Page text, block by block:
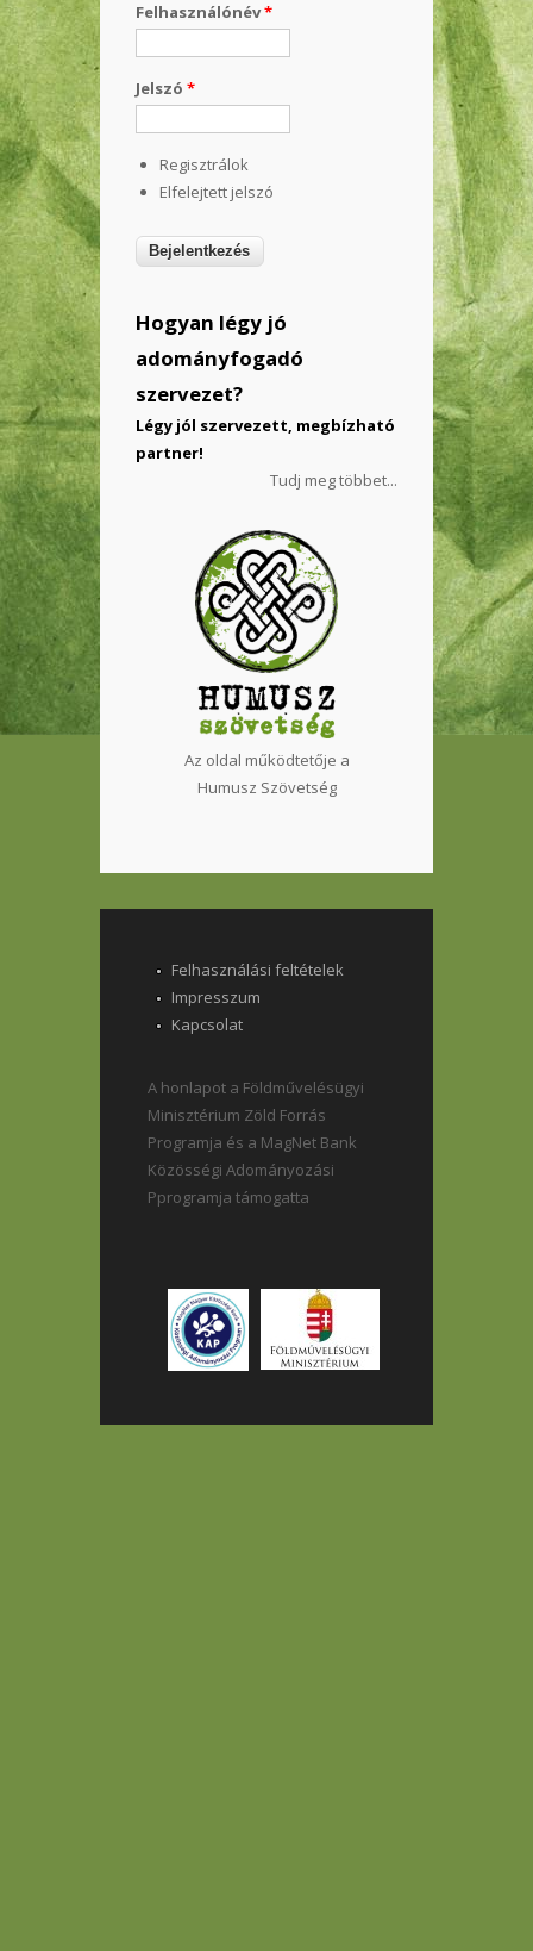
Felhasználónév*
Jelszó *
Regisztrálok
Elfelejtett jelszó
Hogyan légy jó
adományfogadó
szervezet?
Légy jól szervezett, megbízható
partner!
Tudj meg többet...
Az oldal működtetője a
Humusz Szövetség
Felhasználási feltételek
Impresszum
Kapcsolat
A honlapot a Földművelésügyi
Minisztérium Zöld Forrás
Programja és a MagNet Bank
Közösségi Adományozási
Pprogramja támogatta